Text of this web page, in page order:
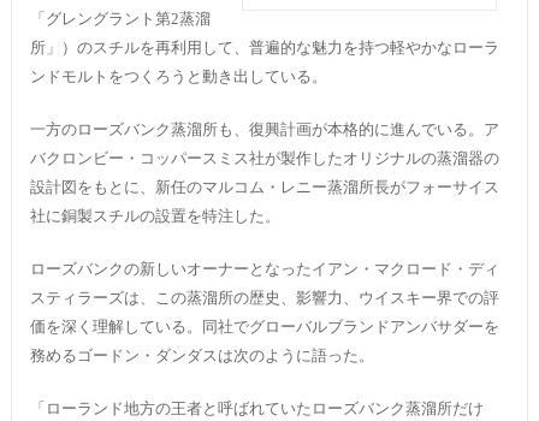
「グレングラント第2蒸溜
所」）のスチルを再利用して、普遍的な魅力を持つ軽やかなローラ
ンドモルトをつくろうと動き出している。
一方のローズバンク蒸溜所も、復興計画が本格的に進んでいる。ア
バクロンビー・コッパースミス社が製作したオリジナルの蒸溜器の
設計図をもとに、新任のマルコム・レニー蒸溜所長がフォーサイス
社に銅製スチルの設置を特注した。
ローズバンクの新しいオーナーとなったイアン・マクロード・ディ
スティラーズは、この蒸溜所の歴史、影響力、ウイスキー界での評
価を深く理解している。同社でグローバルブランドアンバサダーを
務めるゴードン・ダンダスは次のように語った。
「ローランド地方の王者と呼ばれていたローズバンク蒸溜所だけ